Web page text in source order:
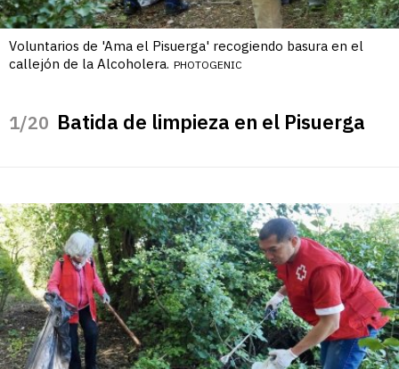
Voluntarios de 'Ama el Pisuerga' recogiendo basura en el
callejón de la Alcoholera. PHOTOGENIC
/20 Batida de limpieza en el Pisuerga